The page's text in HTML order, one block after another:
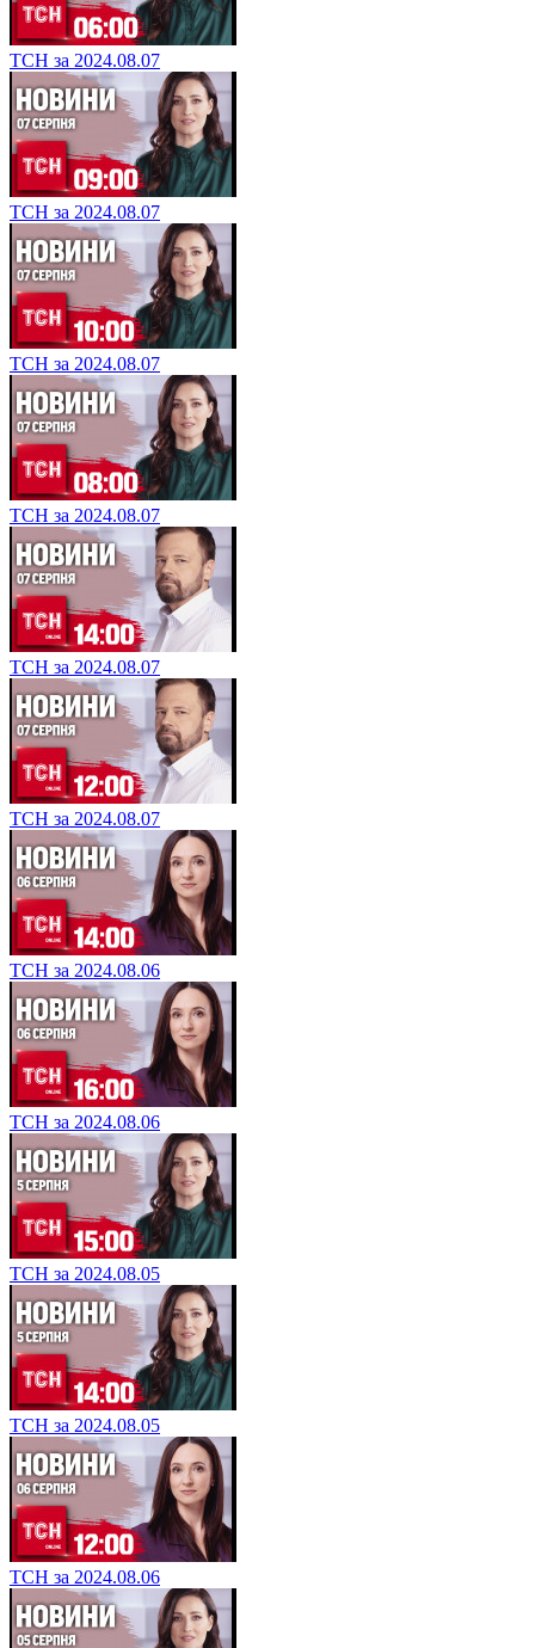
ТСН за 2024.08.07
ТСН за 2024.08.07
ТСН за 2024.08.07
ТСН за 2024.08.07
ТСН за 2024.08.07
ТСН за 2024.08.07
ТСН за 2024.08.06
ТСН за 2024.08.06
ТСН за 2024.08.05
ТСН за 2024.08.05
ТСН за 2024.08.06